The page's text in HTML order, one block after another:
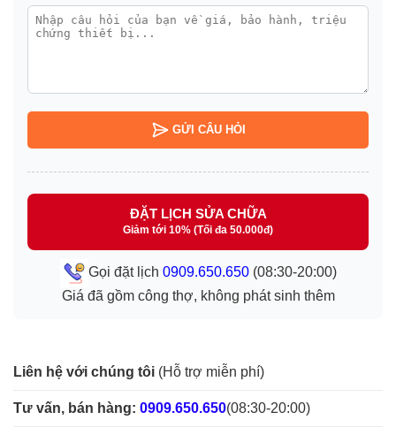
GỬI CÂU HỎI
ĐẶT LỊCH SỬA CHỮA
Giảm tới 10% (Tối đa 50.000đ)
Gọi đặt lịch 0909.650.650(08:30-20:00)
Giá đã gồm công thợ, không phát sinh thêm
Liên hệ với chúng tôi (Hỗ trợ miễn phí)
Tư vấn, bán hàng: 0909.650.650(08:30-20:00)